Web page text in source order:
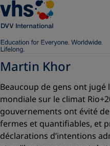
Martin Khor
Beaucoup de gens ont
mondiale sur le climat
gouvernements ont évité
fermes et quantifiables, et
déclarations d’intentions